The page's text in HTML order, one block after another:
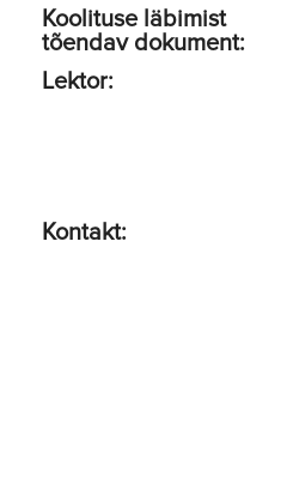
Koolituse läbimist
tõendav dokument:
Lektor:
Kontakt: